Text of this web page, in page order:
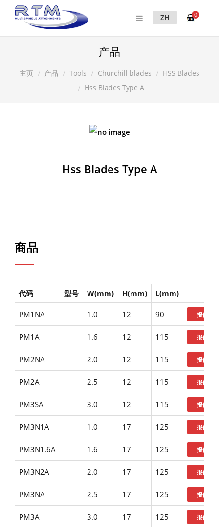
0
ZH
产品
主页 产品 Tools Churchill blades
HSS Blades
Hss Blades Type A
Hss Blades Type A
商品
代码 型号 W(mm) H(mm) L(mm)
PM1NA 1.0 12 90
PM1A 1.6 12 115
PM2NA 2.0 12 115
PM2A 2.5 12 115
PM3SA 3.0 12 115
PM3N1A 1.0 17 125
PM3N1.6A 1.6 17 125
PM3N2A 2.0 17 125
PM3NA 2.5 17 125
PM3A 3.0 17 125